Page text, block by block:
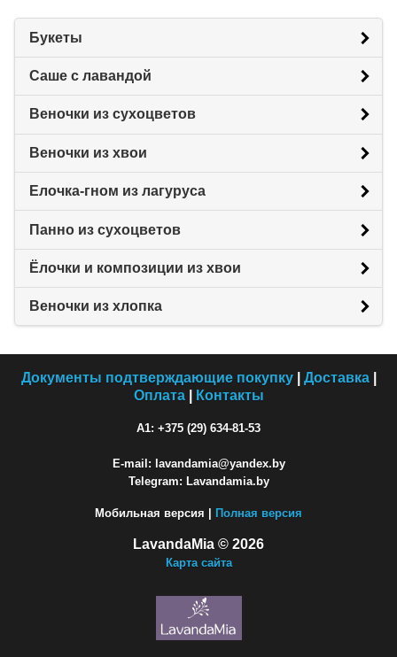
Букеты
Саше с лавандой
Веночки из сухоцветов
Веночки из хвои
Елочка-гном из лагуруса
Панно из сухоцветов
Ёлочки и композиции из хвои
Веночки из хлопка
Документы подтверждающие покупку| Доставка|
Оплата| Контакты
A1: +375 (29) 634-81-53
E-mail: lavandamia@yandex.by
Telegram: Lavandamia.by
Мобильная версия | Полная версия
LavandaMia © 2026
Карта сайта